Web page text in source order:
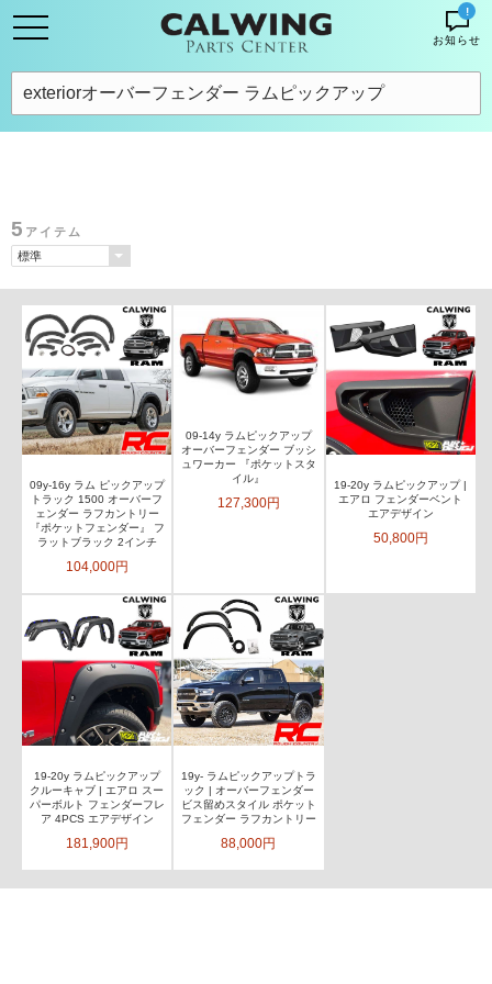
!
お知らせ
5 アイテム
09y-16y ラム ピックアップ
トラック 1500 オーバーフ
ェンダー ラフカントリー
『ポケットフェンダー』 フ
ラットブラック 2インチ
104,000円
09-14y ラムピックアップ
オーバーフェンダー ブッシ
ュワーカー 『ポケットスタ
イル』
127,300円
19-20y ラムピックアップ |
エアロ フェンダーベント
エアデザイン
50,800円
19-20y ラムピックアップ
クルーキャブ | エアロ スー
パーボルト フェンダーフレ
ア 4PCS エアデザイン
181,900円
19y- ラムピックアップトラ
ック | オーバーフェンダー
ビス留めスタイル ポケット
フェンダー ラフカントリー
88,000円